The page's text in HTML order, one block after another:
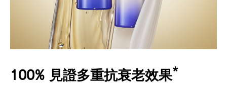
100% 見證多重抗衰老效果*